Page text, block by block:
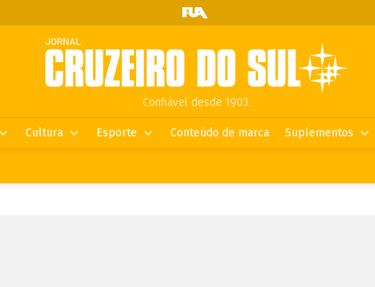
Confiável desde 1903.
Cultura Esporte Conteúdo de marca Suplementos